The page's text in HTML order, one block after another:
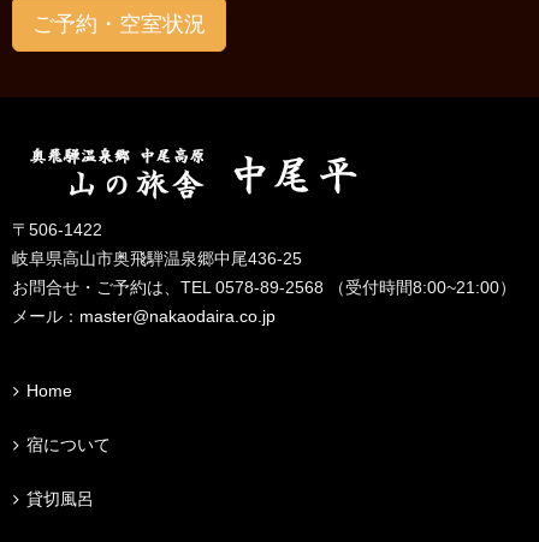
ご予約・空室状況
〒506-1422
岐阜県高山市奥飛騨温泉郷中尾436-25
お問合せ・ご予約は、TEL 0578-89-2568 （受付時間8:00~21:00）
メール： master@nakaodaira.co.jp
Home
宿について
貸切風呂